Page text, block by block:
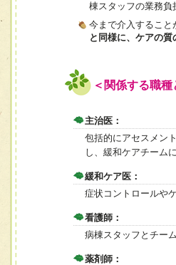
棟スタッフの業務
今まで介入するこ
と同様に、ケアの
＜関係する職
主治医：
包括的にアセスメン
し、緩和ケアチーム
緩和ケア医：
症状コントロールや
看護師：
病棟スタッフとチー
薬剤師：